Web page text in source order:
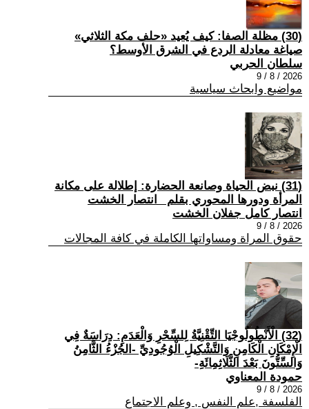
(30) مظلة الصفا: كيف يُعيد «حلف مكة الثلاثي»
صياغة معادلة الردع في الشرق الأوسط؟
سلطان الحربي
2026 / 8 / 9
مواضيع وابحاث سياسية
(31) نبض الحياة وصانعة الحضارة: إطلالة على مكانة
المرأة ودورها المحوري بقلم _انتصار الخشت
انتصار كامل جفلان الخشت
2026 / 8 / 9
حقوق المراة ومساواتها الكاملة في كافة المجالات
(32) الْأَنْطُولُوجْيَا التِّقْنِيَّةُ لِلسِّحْرِ وَالْعَدَمِ: دِرَاسَةٌ فِي
الْإِمْكَانِ الْكَامِنِ وَالتَّشْكِيلِ الْوُجُودِيِّ -الجُزْءُ الثَّامِنُ
وَالسِّتُّونَ بَعْدَ الثَّلَاثِمِائَةِ-
حمودة المعناوي
2026 / 8 / 9
الفلسفة ,علم النفس , وعلم الاجتماع